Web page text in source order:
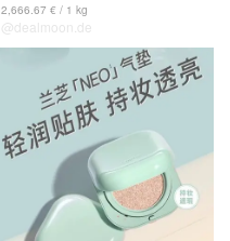
2,666.67 € / 1 kg
@dealmoon.de